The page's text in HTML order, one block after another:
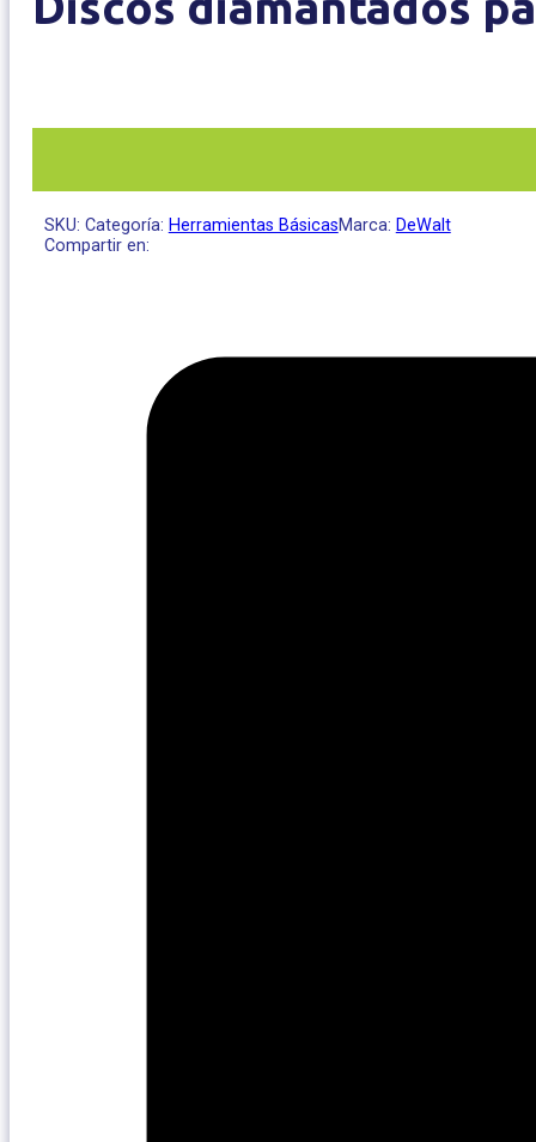
SKU: Categoría: Herramientas BásicasMarca: DeWalt
Compartir en: